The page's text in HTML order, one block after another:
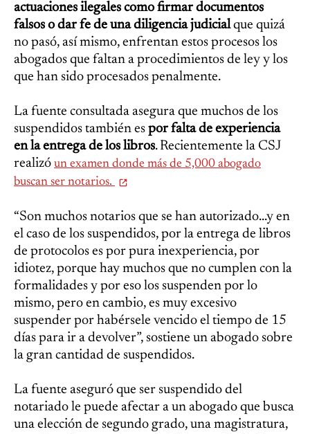
actuaciones ilegales como firmar documentos
falsos o dar fe de una diligencia judicialque quizá
no pasó, así mismo, enfrentan estos procesos los
abogados que faltan a procedimientos de ley y los
que han sido procesados penalmente.
La fuente consultada asegura que muchos de los
suspendidos también es por falta de experiencia
en la entrega de los libros. Recientemente la CSJ
realizó un examen donde más de 5,000 abogado
buscan ser notarios.
“Son muchos notarios que se han autorizado...y en
el caso de los suspendidos, por la entrega de libros
de protocolos es por pura inexperiencia, por
idiotez, porque hay muchos que no cumplen con la
formalidades y por eso los suspenden por lo
mismo, pero en cambio, es muy excesivo
suspender por habérsele vencido el tiempo de 15
días para ir a devolver”, sostiene un abogado sobre
la gran cantidad de suspendidos.
La fuente aseguró que ser suspendido del
notariado le puede afectar a un abogado que busca
una elección de segundo grado, una magistratura,